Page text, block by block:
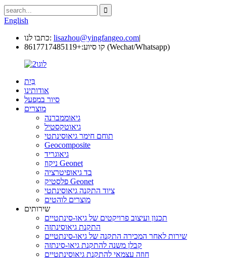
English
כתבו לנו: lisazhou@yingfangeo.com|
קו סיוע: +8617717485119 (Wechat/Whatsapp)
בַּיִת
אודותינו
סיור במפעל
מוצרים
גיאוממברנה
גיאוטקסטיל
תוחם חימר גיאוסינתטי
Geocomposite
גיאוגריד
ניקוז Geonet
בד גיאופיטרציה
פלסטיק Geonet
ציוד התקנה גיאוסינתטי
מוצרים לוהטים
שירותים
תכנון ועיצוב פרויקטים של גיאו-סינתטיים
התקנת גיאוסינתזה
שירות לאחר המכירה התקנה של גיאו-סינתטיים
קבלן משנה להתקנת גיאו-סינתזה
חוזה עצמאי להתקנת גיאוסינתטיים